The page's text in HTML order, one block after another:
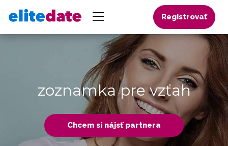
Registrovať
zoznamka pre vzťah
Chcem si nájsť partnera